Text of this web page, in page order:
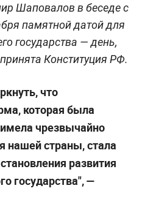
Шаповалов в беседе с
памятной датой для
государства — день,
Конституция РФ.
что
которая была
чрезвычайно
нашей страны, стала
развития
государства", —